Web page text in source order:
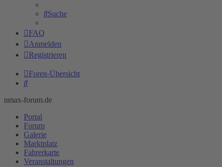
Suche
FAQ
Anmelden
Registrieren
Foren-Übersicht
Suche
nmax-forum.de
Portal
Forum
Galerie
Marktplatz
Fahrerkarte
Veranstaltungen